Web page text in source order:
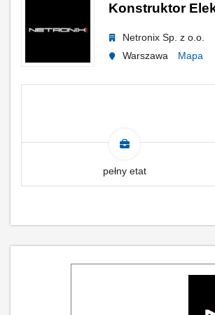
Konstruktor
Netronix Sp. z o.o.
Warszawa
Mapa
pełny etat